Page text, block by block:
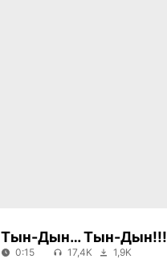
Тын-Дын… Тын-Дын!!!
0:15 17,4K 1,9K